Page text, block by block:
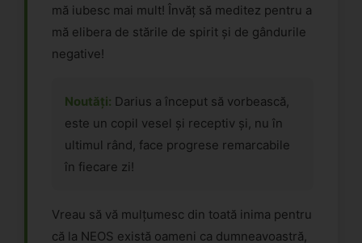
mă iubesc mai mult! Învăț să meditez pentru a
mă elibera de stările de spirit și de gândurile
negative!
Noutăți: Darius a început să vorbească,
este un copil vesel și receptiv și, nu în
ultimul rând, face progrese remarcabile
în fiecare zi!
Vreau să vă mulțumesc din toată inima pentru
că la NEOS există oameni ca dumneavoastră,